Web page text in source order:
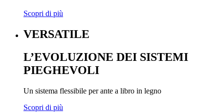
Scopri di più
VERSATILE
L’EVOLUZIONE DEI SISTEMI
PIEGHEVOLI
Un sistema flessibile per ante a libro in legno
Scopri di più